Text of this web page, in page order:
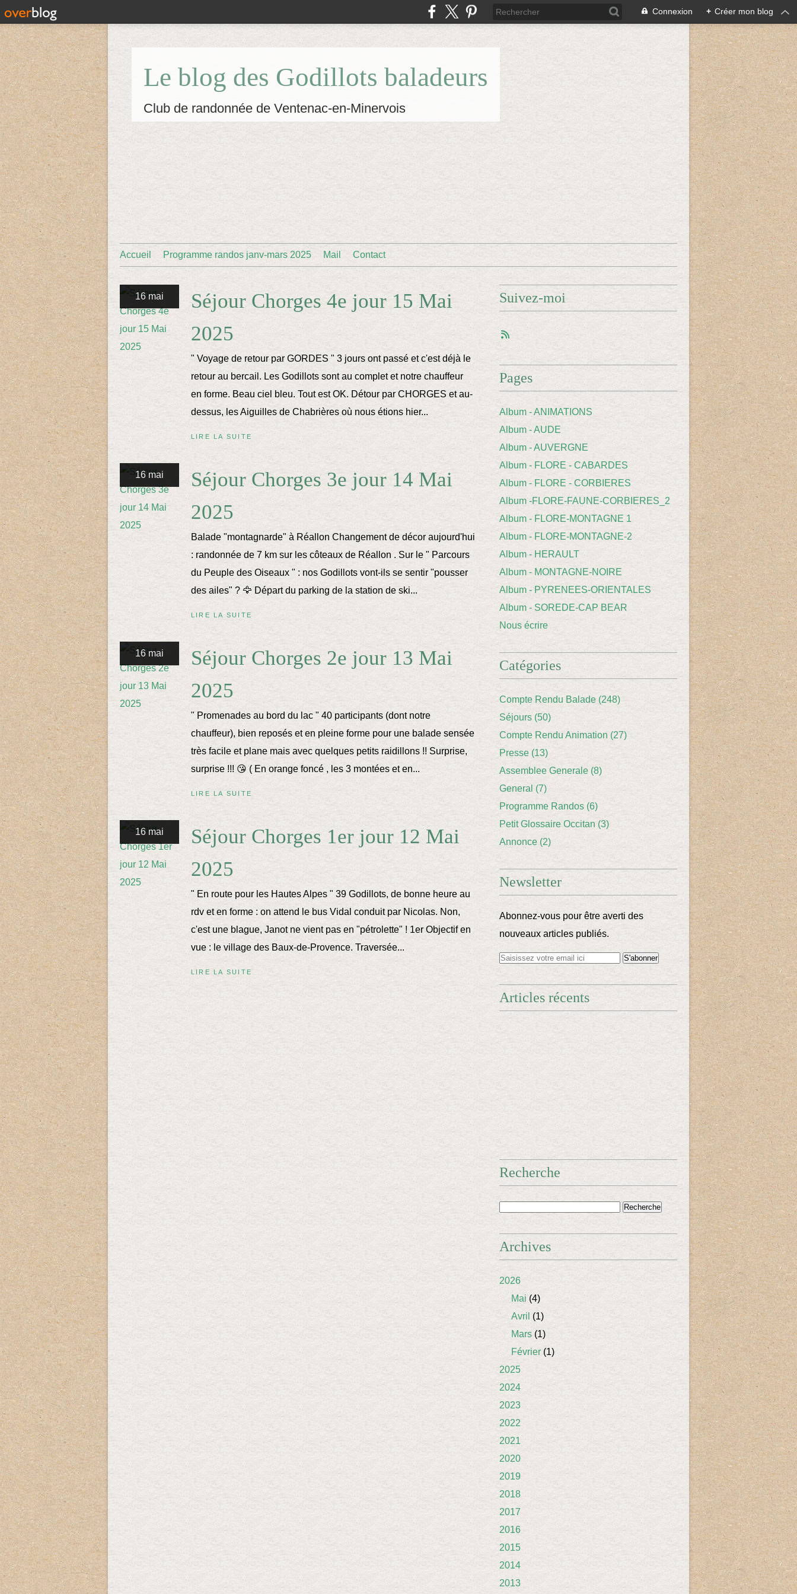
Connexion + Créer mon blog
Le blog des Godillots baladeurs
Club de randonnée de Ventenac-en-Minervois
Accueil Programme randos janv-mars 2025 Mail Contact
16 mai
Séjour Chorges 4e jour 15 Mai
2025
" Voyage de retour par GORDES " 3 jours ont passé et c'est déjà le
retour au bercail. Les Godillots sont au complet et notre chauffeur
en forme. Beau ciel bleu. Tout est OK. Détour par CHORGES et au-
dessus, les Aiguilles de Chabrières où nous étions hier...
LIRE LA SUITE
16 mai
Séjour Chorges 3e jour 14 Mai
2025
Balade "montagnarde" à Réallon Changement de décor aujourd'hui
: randonnée de 7 km sur les côteaux de Réallon . Sur le " Parcours
du Peuple des Oiseaux " : nos Godillots vont-ils se sentir "pousser
des ailes" ? 🦅 Départ du parking de la station de ski...
LIRE LA SUITE
16 mai
Séjour Chorges 2e jour 13 Mai
2025
" Promenades au bord du lac " 40 participants (dont notre
chauffeur), bien reposés et en pleine forme pour une balade sensée
très facile et plane mais avec quelques petits raidillons !! Surprise,
surprise !!! 😘 ( En orange foncé , les 3 montées et en...
LIRE LA SUITE
16 mai
Séjour Chorges 1er jour 12 Mai
2025
" En route pour les Hautes Alpes " 39 Godillots, de bonne heure au
rdv et en forme : on attend le bus Vidal conduit par Nicolas. Non,
c'est une blague, Janot ne vient pas en "pétrolette" ! 1er Objectif en
vue : le village des Baux-de-Provence. Traversée...
LIRE LA SUITE
Suivez-moi
Pages
Album - ANIMATIONS
Album - AUDE
Album - AUVERGNE
Album - FLORE - CABARDES
Album - FLORE - CORBIERES
Album -FLORE-FAUNE-CORBIERES_2
Album - FLORE-MONTAGNE 1
Album - FLORE-MONTAGNE-2
Album - HERAULT
Album - MONTAGNE-NOIRE
Album - PYRENEES-ORIENTALES
Album - SOREDE-CAP BEAR
Nous écrire
Catégories
Compte Rendu Balade (248)
Séjours (50)
Compte Rendu Animation (27)
Presse (13)
Assemblee Generale (8)
General (7)
Programme Randos (6)
Petit Glossaire Occitan (3)
Annonce (2)
Newsletter
Abonnez-vous pour être averti des
nouveaux articles publiés.
Articles récents
Recherche
Archives
2026
Mai (4)
Avril (1)
Mars (1)
Février (1)
2025
2024
2023
2022
2021
2020
2019
2018
2017
2016
2015
2014
2013